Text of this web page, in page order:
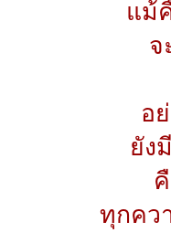
แม้
จ
อ
ยัง
ทุกคว